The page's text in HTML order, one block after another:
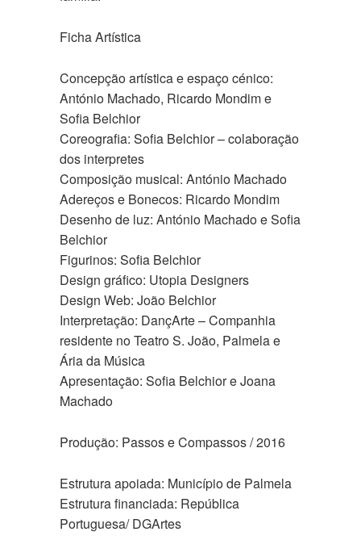
Ficha Artística
Concepção artística e espaço cénico:
António Machado, Ricardo Mondim e
Sofia Belchior
Coreografia: Sofia Belchior – colaboração
dos interpretes
Composição musical: António Machado
Adereços e Bonecos: Ricardo Mondim
Desenho de luz: António Machado e Sofia
Belchior
Figurinos: Sofia Belchior
Design gráfico: Utopia Designers
Design Web: João Belchior
Interpretação: DançArte – Companhia
residente no Teatro S. João, Palmela e
Ária da Música
Apresentação: Sofia Belchior e Joana
Machado
Produção: Passos e Compassos / 2016
Estrutura apoiada: Município de Palmela
Estrutura financiada: República
Portuguesa/ DGArtes